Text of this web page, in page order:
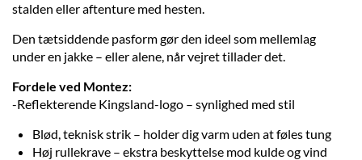
stalden eller aftenture med hesten.
Den tætsiddende pasform gør den ideel som mellemlag
under en jakke – eller alene, når vejret tillader det.
Fordele ved Montez:
-Reflekterende Kingsland-logo – synlighed med stil
Blød, teknisk strik – holder dig varm uden at føles tung
Høj rullekrave – ekstra beskyttelse mod kulde og vind